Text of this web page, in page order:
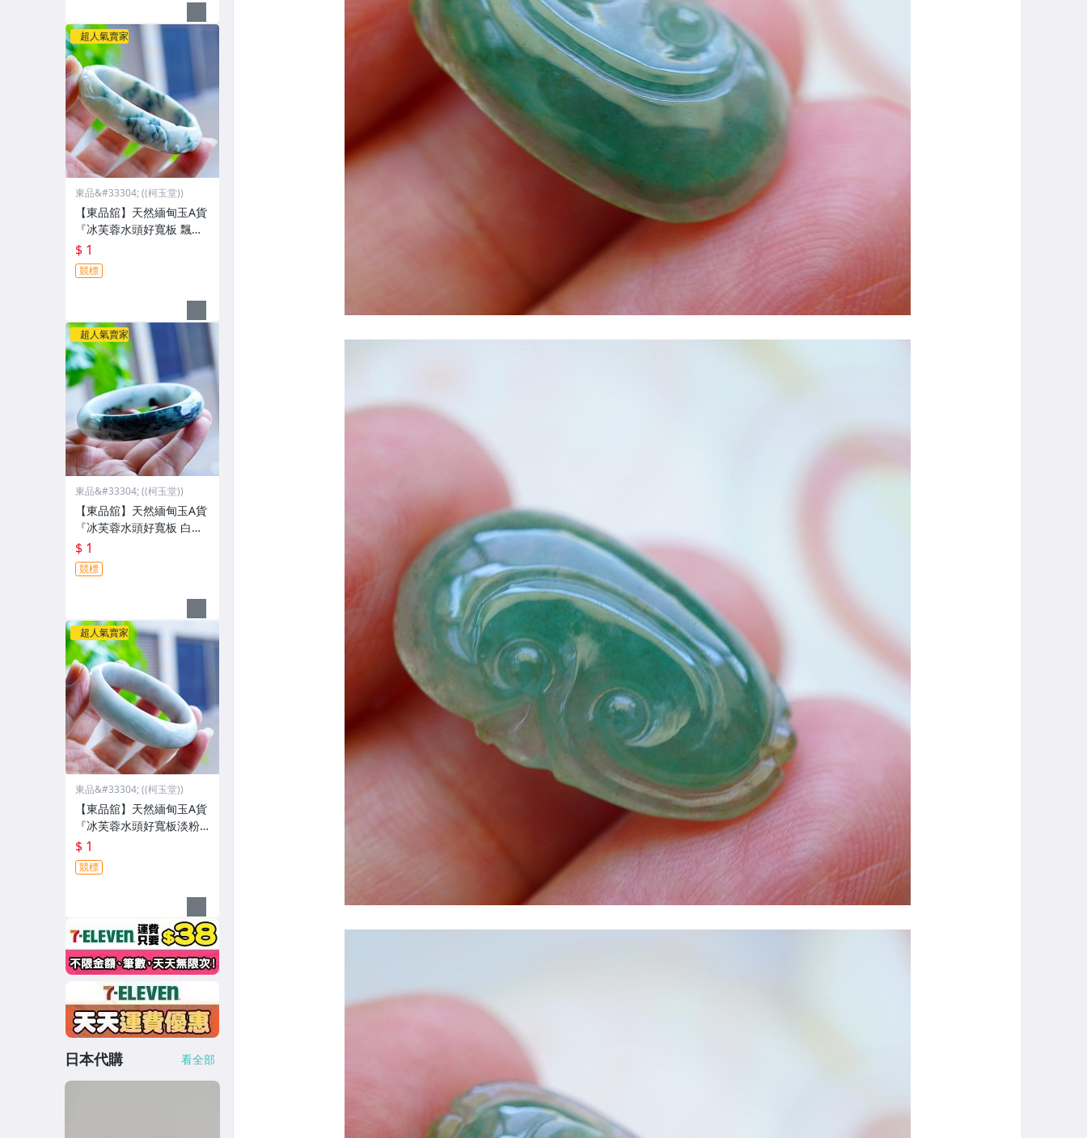
超人氣賣家
東品&#33304; ((柯玉堂))
【東品舘】天然緬甸玉A貨
『冰芙蓉水頭好寬板 飄蘭
花』雕刻翡翠玉鐲#19.4(5
9.6mm)@81089 一元起標
$ 1
競標
超人氣賣家
東品&#33304; ((柯玉堂))
【東品舘】天然緬甸玉A貨
『冰芙蓉水頭好寬板 白底
墨綠蜜黃花青』翡翠玉鐲
#19(58mm) @81090 一元
起標
$ 1
競標
超人氣賣家
東品&#33304; ((柯玉堂))
【東品舘】天然緬甸玉A貨
『冰芙蓉水頭好寬板淡粉
輕飄花』翡翠玉鐲 #18.8(5
7.3mm) @81091 一元起
標
$ 1
競標
日本代購 看全部